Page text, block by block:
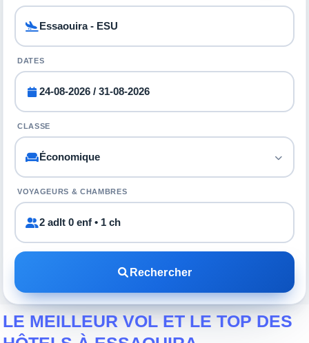
DATES
CLASSE
VOYAGEURS & CHAMBRES
2 adlt 0 enf • 1 ch
Rechercher
LE MEILLEUR VOL ET LE TOP DES